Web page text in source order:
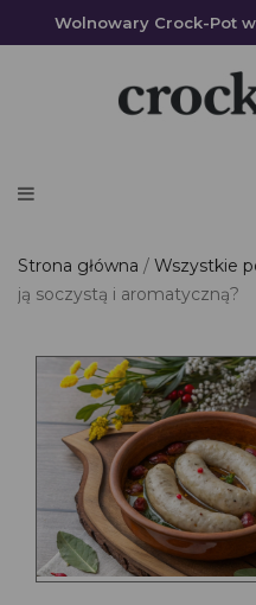
Wolnowary Crock-Pot
Strona główna Wszystkie
ją soczystą i aromatyczną?